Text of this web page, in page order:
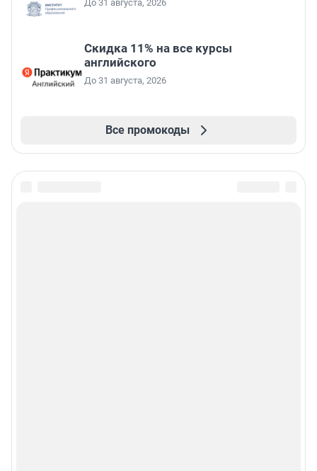
До 31 августа, 2026
Скидка 11% на все курсы
английского
До 31 августа, 2026
Все промокоды